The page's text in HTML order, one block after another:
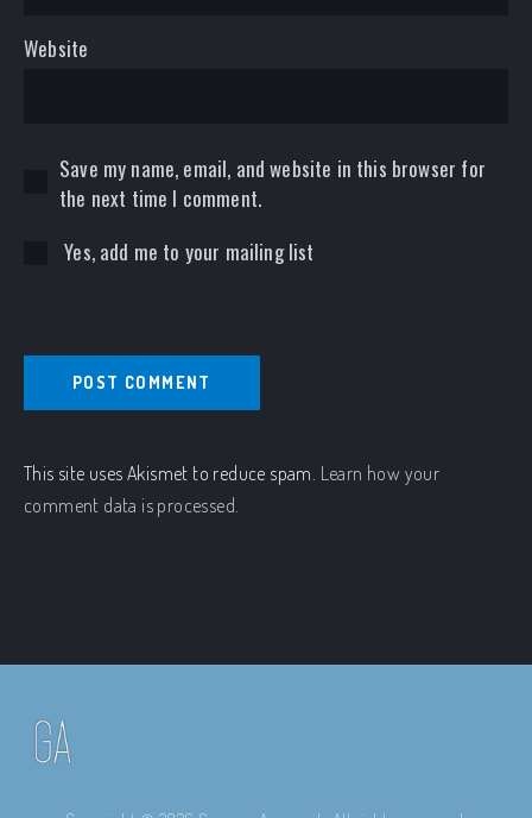
Website
Save my name, email, and website in this browser for
the next time I comment.
Yes, add me to your mailing list
This site uses Akismet to reduce spam. Learn how your
comment data is processed.